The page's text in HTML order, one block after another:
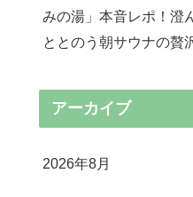
みの湯」本音レポ！澄
ととのう朝サウナの贅
アーカイブ
2026年8月